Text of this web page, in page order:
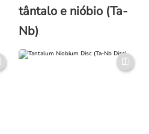
tântalo e nióbio (Ta-
Nb)